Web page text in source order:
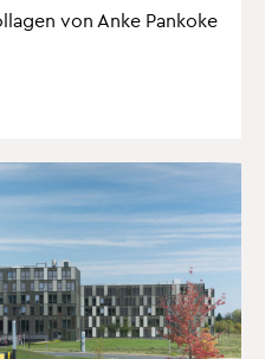
von Anke Pan­ko­ke